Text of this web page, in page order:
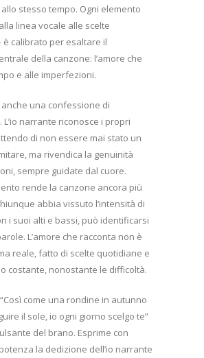
stesso tempo. Ogni elemento
linea vocale alle scelte
è calibrato per esaltare il
della canzone: l’amore che
e alle imperfezioni.
anche una confessione di
narrante riconosce i propri
di non essere mai stato un
ma rivendica la genuinità
sempre guidate dal cuore.
rende la canzone ancora più
abbia vissuto l’intensità di
i suoi alti e bassi, può identificarsi
L’amore che racconta non è
reale, fatto di scelte quotidiane e
costante, nonostante le difficoltà.
come una rondine in autunno
il sole, io ogni giorno scelgo te”
del brano. Esprime con
la dedizione dell’io narrante